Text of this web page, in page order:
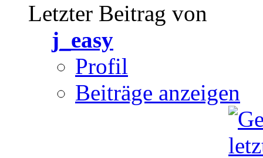
Letzter Beitrag von
j_easy
Profil
Beiträge anzeigen